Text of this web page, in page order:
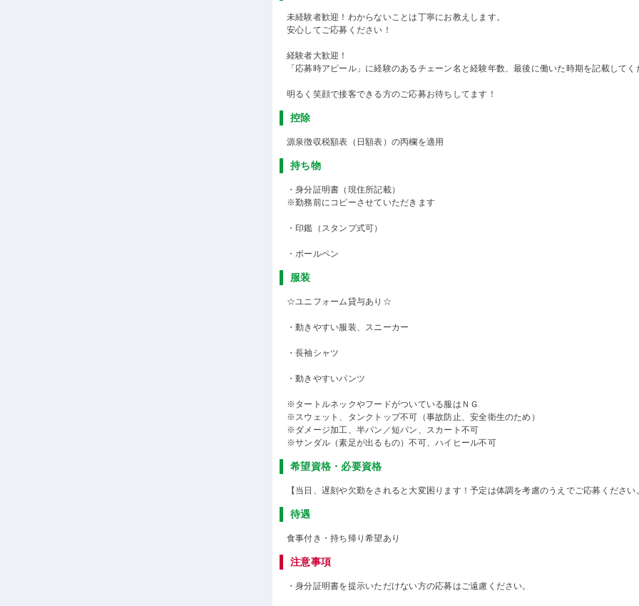
未経験者歓迎！わからないことは丁寧にお教えします。
安心してご応募ください！
経験者大歓迎！
「応募時アピール」に経験のあるチェーン名と経験年数、最後に働いた時期を記載してく
明るく笑顔で接客できる方のご応募お待ちしてます！
控除
源泉徴収税額表（日額表）の丙欄を適用
持ち物
・身分証明書（現住所記載）
※勤務前にコピーさせていただきます
・印鑑（スタンプ式可）
・ボールペン
服装
☆ユニフォーム貸与あり☆
・動きやすい服装、スニーカー
・長袖シャツ
・動きやすいパンツ
※タートルネックやフードがついている服はＮＧ
※スウェット、タンクトップ不可（事故防止、安全衛生のため）
※ダメージ加工、半パン／短パン、スカート不可
※サンダル（素足が出るもの）不可、ハイヒール不可
希望資格・必要資格
【当日、遅刻や欠勤をされると大変困ります！予定は体調を考慮のうえでご応募ください
待遇
食事付き・持ち帰り希望あり
注意事項
・身分証明書を提示いただけない方の応募はご遠慮ください。